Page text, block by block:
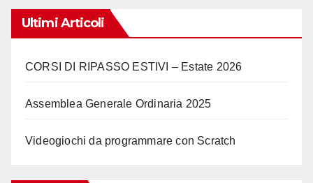
Ultimi Articoli
CORSI DI RIPASSO ESTIVI – Estate 2026
Assemblea Generale Ordinaria 2025
Videogiochi da programmare con Scratch